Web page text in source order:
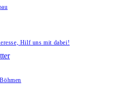
Hilf uns mit dabei!